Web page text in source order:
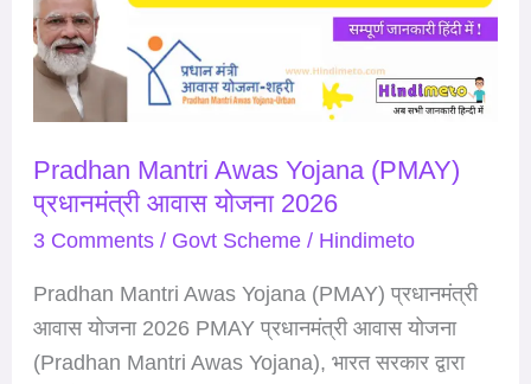
Pradhan Mantri Awas Yojana (PMAY)
प्रधानमंत्री आवास योजना 2026
3 Comments / Govt Scheme/ Hindimeto
Pradhan Mantri Awas Yojana (PMAY) प्रधानमंत्री
आवास योजना 2026 PMAY प्रधानमंत्री आवास योजना
(Pradhan Mantri Awas Yojana), भारत सरकार द्वारा
(PMAY)
प्रधानमंत्री
आवास
2026